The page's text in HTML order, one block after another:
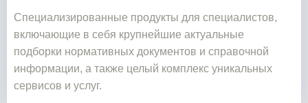
Специализированные продукты для специалистов,
включающие в себя крупнейшие актуальные
подборки нормативных документов и справочной
информации, а также целый комплекс уникальных
сервисов и услуг.